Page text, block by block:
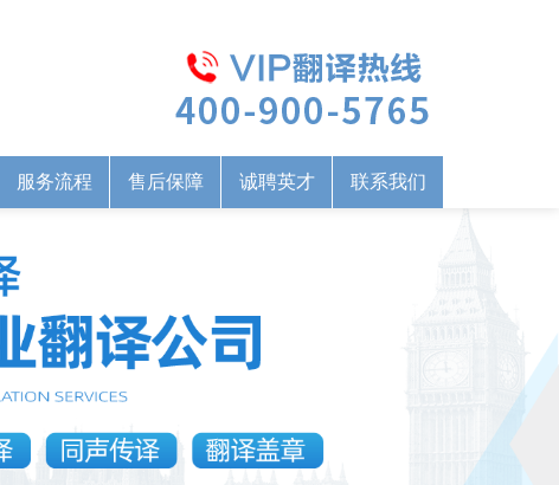
服务流程 售后保障 诚聘英才 联系我们